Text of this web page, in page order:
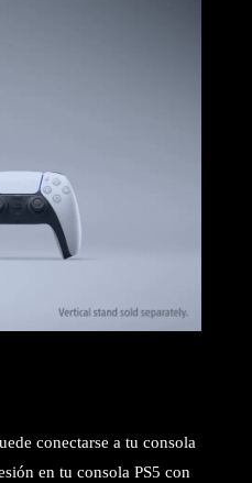
conectarse a tu consola
en tu consola PS5 con